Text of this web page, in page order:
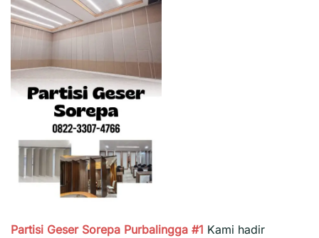
Partisi Geser Sorepa Purbalingga #1 Kami hadir